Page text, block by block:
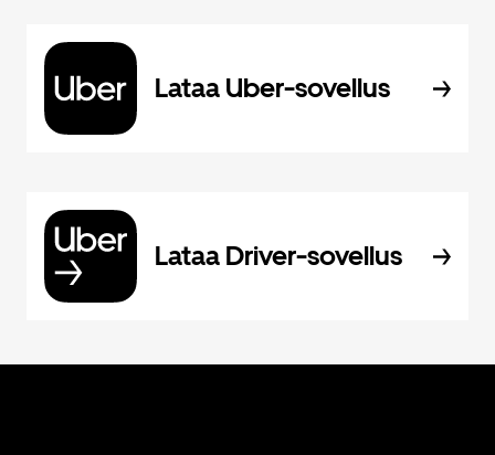
Lataa Uber-sovellus
Lataa Driver-sovellus